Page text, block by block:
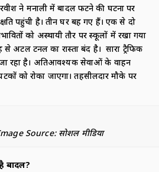
ने मनाली में बादल फटने की घटना पर
पहुंची है। तीन घर बह गए हैं। एक से दो
को अस्थायी तौर पर स्कूलों में रखा गया
अटल टनल का रास्ता बंद है। सारा ट्रैफिक
जा रहा है। अतिआवश्यक सेवाओं के वाहन
को रोका जाएगा। तहसीलदार मौके पर
Source: सोशल मीडिया
बादल?